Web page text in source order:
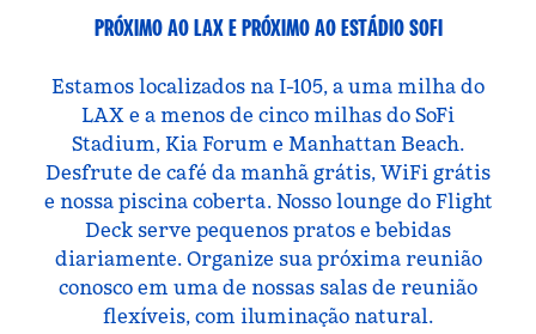
PRÓXIMO AO LAX E PRÓXIMO AO ESTÁDIO SOFI
Estamos localizados na I-105, a uma milha do
LAX e a menos de cinco milhas do SoFi
Stadium, Kia Forum e Manhattan Beach.
Desfrute de café da manhã grátis, WiFi grátis
e nossa piscina coberta. Nosso lounge do Flight
Deck serve pequenos pratos e bebidas
diariamente. Organize sua próxima reunião
conosco em uma de nossas salas de reunião
flexíveis, com iluminação natural.